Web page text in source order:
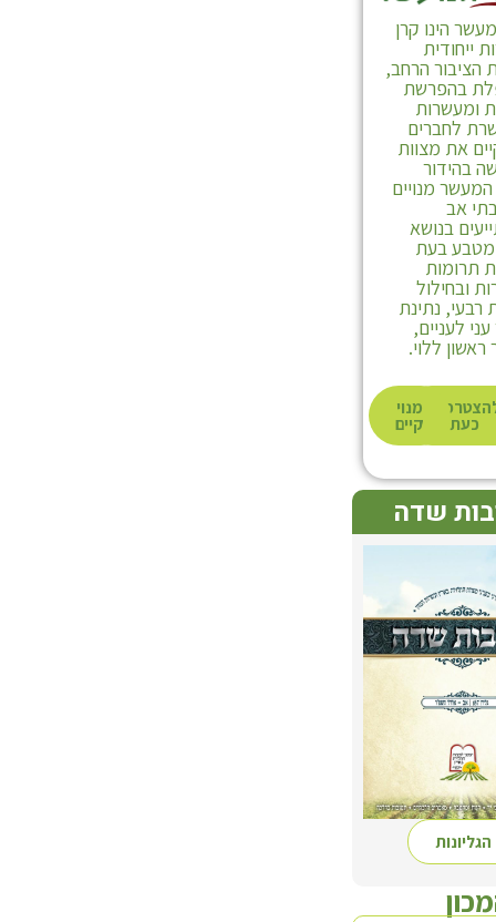
תולעת שני חלק ב
הינו קרן
ייחודית
הציבור הרחב,
בהפרשת
ומעשרות
לחברים
את מצוות
בהידור
מנויים
אב
בנושא
מטבע בעת
תרומות
ובחילול
רבעי, נתינת
לעניים,
ללוי.
כעת
מנוי
קיים
שדה